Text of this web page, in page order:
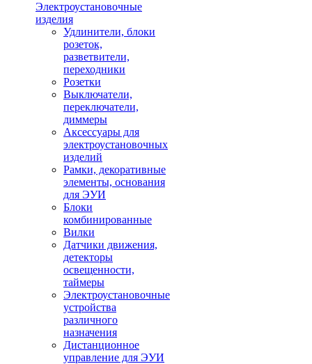
Электроустановочные
изделия
Удлинители, блоки
розеток,
разветвители,
переходники
Розетки
Выключатели,
переключатели,
диммеры
Аксессуары для
электроустановочных
изделий
Рамки, декоративные
элементы, основания
для ЭУИ
Блоки
комбинированные
Вилки
Датчики движения,
детекторы
освещенности,
таймеры
Электроустановочные
устройства
различного
назначения
Дистанционное
управление для ЭУИ